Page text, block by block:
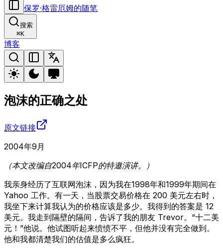
保罗·格雷厄姆的随笔
搜索
⌘K
博客
泡沫的正确之处
原文链接
2004年9月
（本文改编自2004年ICFP的特邀演讲。）
我亲身经历了互联网泡沫，因为我在1998年和1999年期间在
Yahoo 工作。有一天，当股票交易价格在 200 美元左右时，
我坐下来计算我认为的价格应该是多少。我得到的答案是 12
美元。我走到隔壁的隔间，告诉了我的朋友 Trevor。“十二美
元！”他说。他试图听起来愤愤不平，但他并没有完全做到。
他和我都清楚我们的估值是多么疯狂。